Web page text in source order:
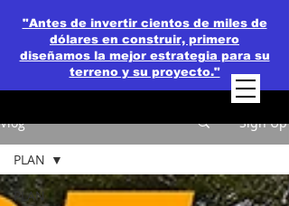
"Antes de invertir cientos de miles de
dólares en construir, primero
diseñamos la mejor estrategia para su
terreno y su proyecto."
Vlog Sign Up
PLAN
PLAN